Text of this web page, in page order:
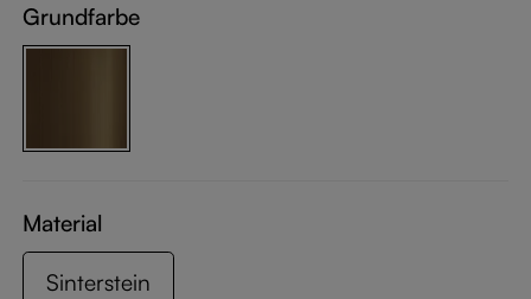
Grundfarbe
Material
Sinterstein